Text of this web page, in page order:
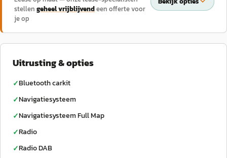
stellen geheel vrijblijvendeen offerte voor
je op
Uitrusting & opties
✓Bluetooth carkit
✓Navigatiesysteem
✓Navigatiesysteem Full Map
✓Radio
✓Radio DAB